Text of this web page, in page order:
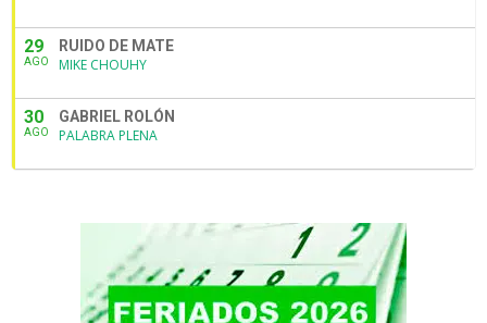
29
AGO
RUIDO DE MATE
MIKE CHOUHY
30
AGO
GABRIEL ROLÓN
PALABRA PLENA